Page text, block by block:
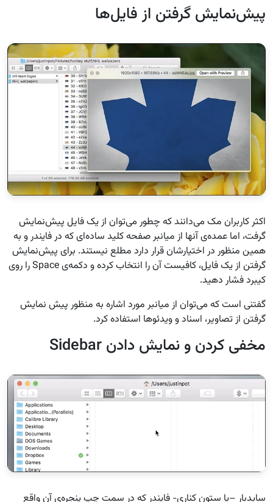
پیش‌نمایش گرفتن از فایل‌ها
اکثر کاربران مک می‌دانند که چطور می‌توان از یک فایل پیش‌نمایش
گرفت، اما عمده‌ی آنها از میانبر صفحه کلید ساده‌ای که در فایندر و به
همین منظور در اختیارشان قرار دارد مطلع نیستند. برای پیش‌نمایش
گرفتن از یک فایل، کافیست آن را انتخاب کرده و دکمه‌ی Space را روی
کیبرد فشار دهید.
گفتنی است که می‌توان از میانبر مورد اشاره به منظور پیش نمایش
گرفتن از تصاویر، اسناد و ویدئوها استفاده کرد.
مخفی کردن و نمایش دادن Sidebar
ساید‌بار –یا ستون کناری- فایندر که در سمت چپ پنجره‌ی آن واقع